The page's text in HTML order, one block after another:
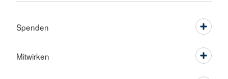
Spenden
Mitwirken